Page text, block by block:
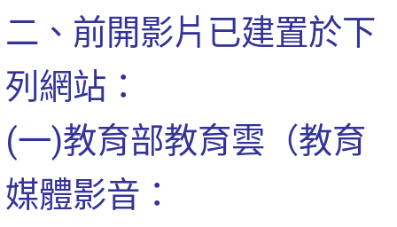
二、前開影片已建置於下
列網站：
(一)教育部教育雲（教育
媒體影音：